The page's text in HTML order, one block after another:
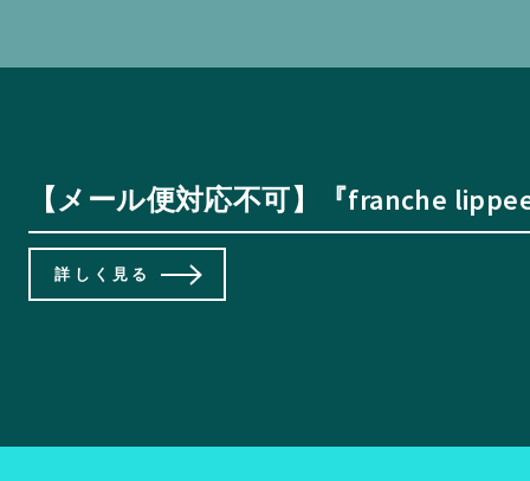
【メール便対応不可】『franche
詳しく見る